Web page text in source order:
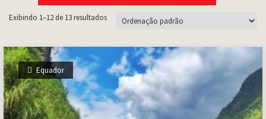
Exibindo 1–12 de 13 resultados
Equador